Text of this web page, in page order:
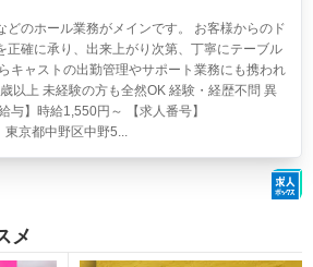
どのホール業務がメインです。 お客様からのド
正確に承り、出来上がり次第、丁寧にテーブル
キャストの出勤管理やサポート業務にも携われ
以上 未経験の方も全然OK 経験・経歴不問 異
与】時給1,550円～ 【求人番号】
京都中野区中野5...
メ